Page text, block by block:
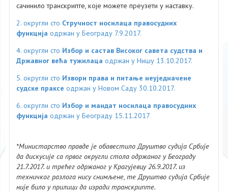
сачинило транскрипте, које можете преузети у наставку.
2. округли сто Стручност носилаца правосудних
функција одржан у Београду 7.9.2017.
4. округли сто Избор и састав Високог савета судства и
Државног већа тужилаца одржан у Нишу 13.10.2017.
5. округли сто Извори права и питање неуједначене
судске праксе одржан у Новом Саду 30.10.2017.
6. округли сто Избор и мандат носилаца правосудних
функција одржан у Београду 15.11.2017
*Министарство правде је обавестило Друштво судија Србије
да дискусије са првог округли стола одржаног у Београду
21.7.2017. и трећег одржаног у Крагујевцу 26.9.2017. из
техничког разлога нису снимљене, те Друштво судија Србије
није било у прилици да изради транскрипте.